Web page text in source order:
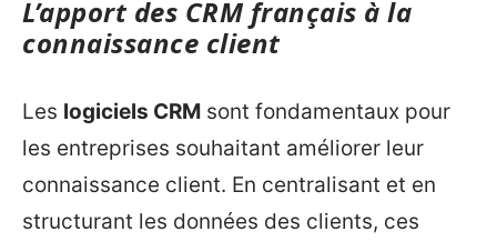
L’apport des CRM français à la
connaissance client
Les logiciels CRM sont fondamentaux pour
les entreprises souhaitant améliorer leur
connaissance client. En centralisant et en
structurant les données des clients, ces